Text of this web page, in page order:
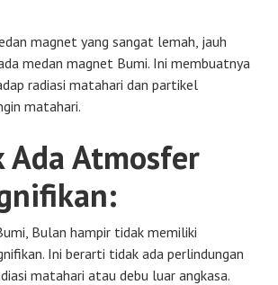
magnet yang sangat lemah, jauh
medan magnet Bumi. Ini membuatnya
radiasi matahari dan partikel
matahari.
Ada Atmosfer
Bulan hampir tidak memiliki
Ini berarti tidak ada perlindungan
matahari atau debu luar angkasa.